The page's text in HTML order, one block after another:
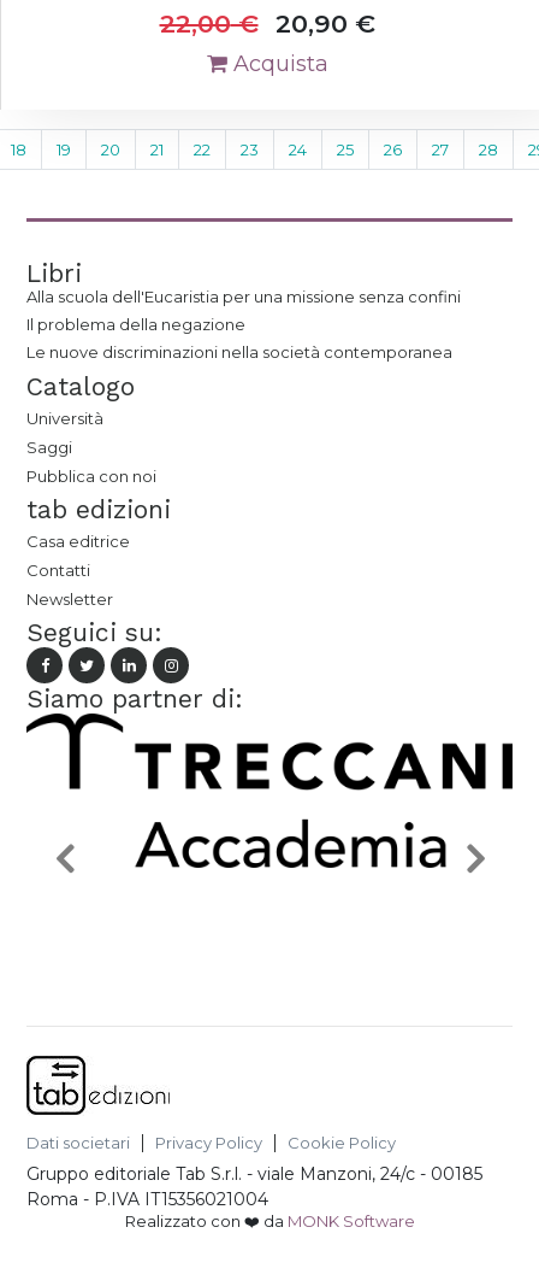
22,00€ 20,90 €
Acquista
18 19 20 21 22 23 24 25 26 27 28
Libri
Alla scuola dell'Eucaristia per una missione senza confini
Il problema della negazione
Le nuove discriminazioni nella società contemporanea
Catalogo
Università
Saggi
Pubblica con noi
tab edizioni
Casa editrice
Contatti
Newsletter
Seguici su:
Siamo partner di:
Dati societari Privacy Policy Cookie Policy
Gruppo editoriale Tab S.r.l. -viale Manzoni, 24/c - 00185
Roma - P.IVA IT15356021004
Realizzato con ❤️ da MONK Software